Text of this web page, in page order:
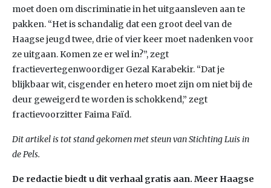
moet doen om discriminatie in het uitgaansleven aan te
pakken. “Het is schandalig dat een groot deel van de
Haagse jeugd twee, drie of vier keer moet nadenken voor
ze uitgaan. Komen ze er wel in?”, zegt
fractievertegenwoordiger Gezal Karabekir. “Dat je
blijkbaar wit, cisgender en hetero moet zijn om niet bij de
deur geweigerd te worden is schokkend,” zegt
fractievoorzitter Faima Faïd.
Dit artikel is tot stand gekomen met steun van Stichting Luis in
de Pels.
De redactie biedt u dit verhaal gratis aan. Meer Haagse